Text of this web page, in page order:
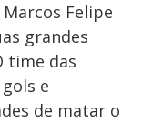
Felipe
grandes
time das
e
de matar o